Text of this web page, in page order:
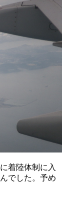
着陸体制に入
でした。予め